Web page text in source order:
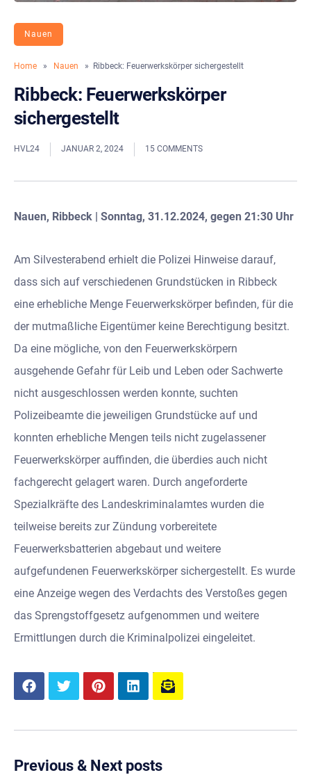
Nauen
Home » Nauen » Ribbeck: Feuerwerkskörper sichergestellt
Ribbeck: Feuerwerkskörper
sichergestellt
HVL24 JANUAR 2, 2024 15 COMMENTS
Nauen, Ribbeck | Sonntag, 31.12.2024, gegen 21:30 Uhr
Am Silvesterabend erhielt die Polizei Hinweise darauf,
dass sich auf verschiedenen Grundstücken in Ribbeck
eine erhebliche Menge Feuerwerkskörper befinden, für die
der mutmaßliche Eigentümer keine Berechtigung besitzt.
Da eine mögliche, von den Feuerwerkskörpern
ausgehende Gefahr für Leib und Leben oder Sachwerte
nicht ausgeschlossen werden konnte, suchten
Polizeibeamte die jeweiligen Grundstücke auf und
konnten erhebliche Mengen teils nicht zugelassener
Feuerwerkskörper auffinden, die überdies auch nicht
fachgerecht gelagert waren. Durch angeforderte
Spezialkräfte des Landeskriminalamtes wurden die
teilweise bereits zur Zündung vorbereitete
Feuerwerksbatterien abgebaut und weitere
aufgefundenen Feuerwerkskörper sichergestellt. Es wurde
eine Anzeige wegen des Verdachts des Verstoßes gegen
das Sprengstoffgesetz aufgenommen und weitere
Ermittlungen durch die Kriminalpolizei eingeleitet.
Previous & Next posts